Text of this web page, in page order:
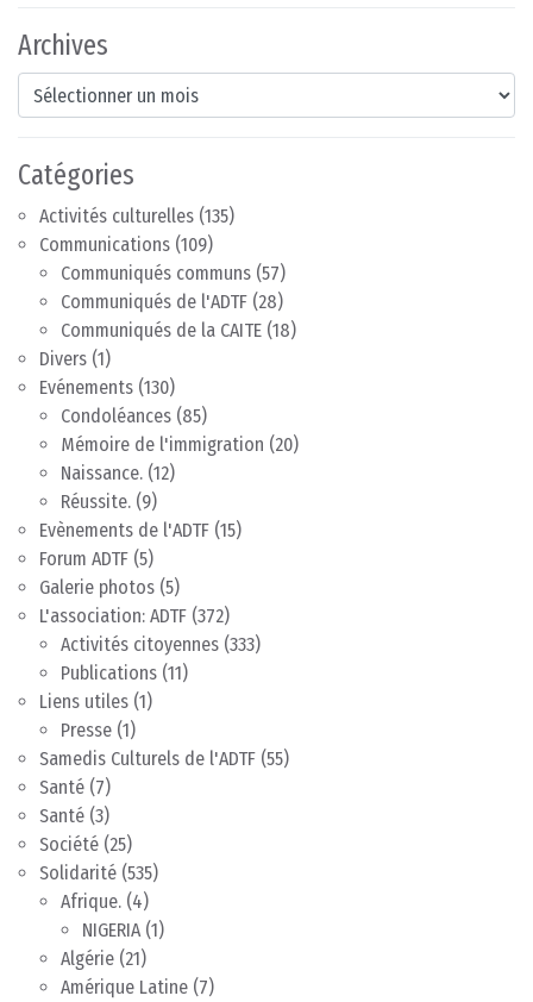
Archives
Archives
Catégories
Activités culturelles (135)
Communications (109)
Communiqués communs (57)
Communiqués de l'ADTF (28)
Communiqués de la CAITE (18)
Divers (1)
Evénements (130)
Condoléances (85)
Mémoire de l'immigration (20)
Naissance. (12)
Réussite. (9)
Evènements de l'ADTF (15)
Forum ADTF (5)
Galerie photos (5)
L'association: ADTF (372)
Activités citoyennes (333)
Publications (11)
Liens utiles (1)
Presse (1)
Samedis Culturels de l'ADTF (55)
Santé (7)
Santé (3)
Société (25)
Solidarité (535)
Afrique. (4)
NIGERIA(1)
Algérie (21)
Amérique Latine (7)